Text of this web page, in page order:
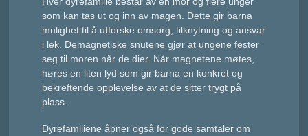
som kan tas ut og inn av magen. Dette gir barna
mulighet til å utforske omsorg, tilknytning og ansvar
i lek. Demagnetiske snutene gjør at ungene fester
seg til moren når de dier. Når magnetene møtes,
høres en liten lyd som gir barna en konkret og
bekreftende opplevelse av at de sitter trygt på
plass.
Dyrefamiliene åpner også for gode samtaler om